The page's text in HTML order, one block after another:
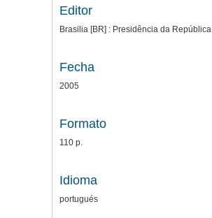
Editor
Brasilia [BR] : Presidência da República
Fecha
2005
Formato
110 p.
Idioma
portugués